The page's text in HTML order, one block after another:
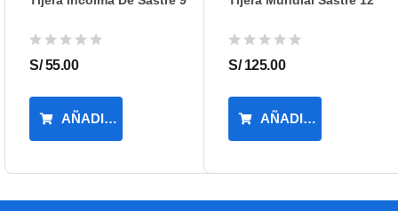
S/ 55.00
AÑADIR AL CARRITO
S/ 125.00
AÑADIR AL CARRITO